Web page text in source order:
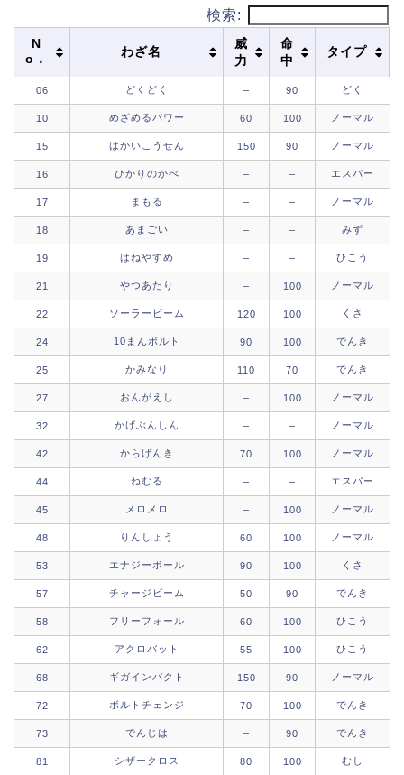
検索:
N
o．
わざ名
威
力
命
中
タイプ
06 どくどく – 90 どく
10 めざめるパワー 60 100 ノーマル
15 はかいこうせん 150 90 ノーマル
16 ひかりのかべ – – エスパー
17 まもる – – ノーマル
18 あまごい – – みず
19 はねやすめ – – ひこう
21 やつあたり – 100 ノーマル
22 ソーラービーム 120 100 くさ
24 10まんボルト 90 100 でんき
25 かみなり 110 70 でんき
27 おんがえし – 100 ノーマル
32 かげぶんしん – – ノーマル
42 からげんき 70 100 ノーマル
44 ねむる – – エスパー
45 メロメロ – 100 ノーマル
48 りんしょう 60 100 ノーマル
53 エナジーボール 90 100 くさ
57 チャージビーム 50 90 でんき
58 フリーフォール 60 100 ひこう
62 アクロバット 55 100 ひこう
68 ギガインパクト 150 90 ノーマル
72 ボルトチェンジ 70 100 でんき
73 でんじは – 90 でんき
81 シザークロス 80 100 むし